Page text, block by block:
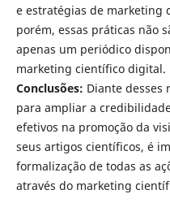
e estratégias de marketing
porém, essas práticas não
apenas um periódico
marketing científico digital.
Conclusões: Diante desses
para ampliar a
efetivos na promoção da
seus artigos científicos, é
formalização de todas as
através do marketing